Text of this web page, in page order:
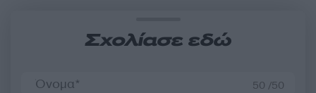
Σχολίασε εδώ
50 /50